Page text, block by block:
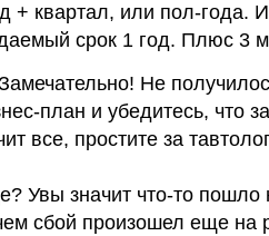
+ квартал, или пол-года.
срок 1 год. Плюс 3
Не
план и убедитесь, что
все, простите за
Увы значит что-то пошло
сбой произошел еще на